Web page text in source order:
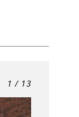
1 / 13